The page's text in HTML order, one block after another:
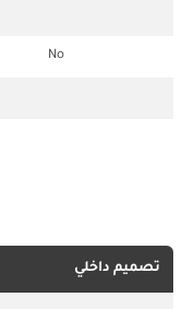
No
تصميم داخلي